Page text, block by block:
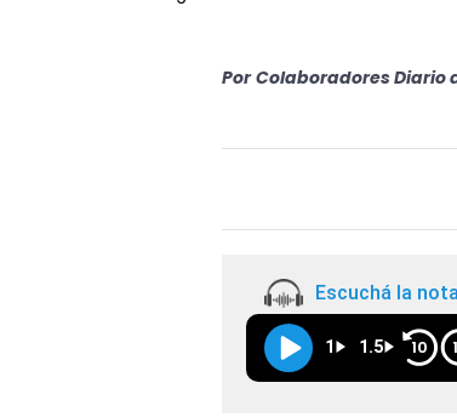
Por Colaboradores Diario
Escuchá la
1 1.5 10